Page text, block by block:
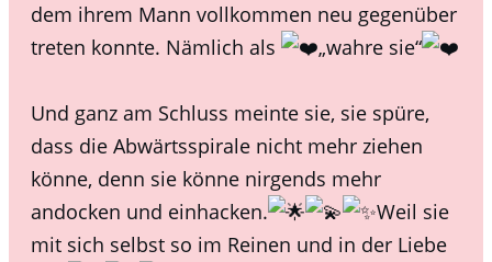
dem ihrem Mann vollkommen neu gegenüber
treten konnte. Nämlich als
„wahre sie“
Und ganz am Schluss meinte sie, sie spüre,
dass die Abwärtsspirale nicht mehr ziehen
könne, denn sie könne nirgends mehr
andocken und einhacken.
Weil sie
mit sich selbst so im Reinen und in der Liebe